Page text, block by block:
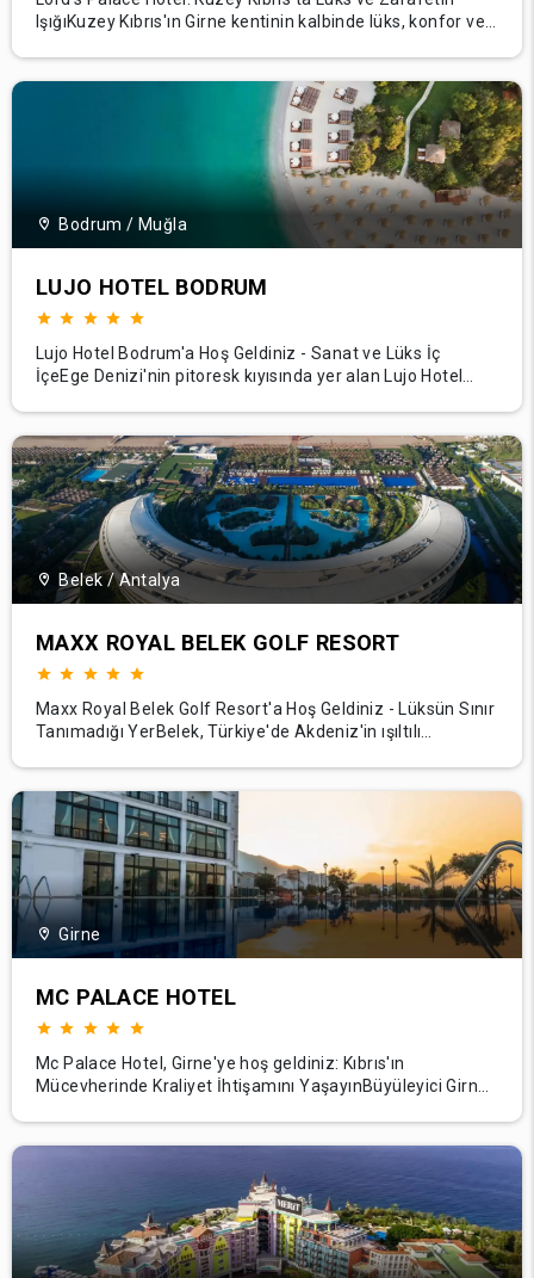
IşığıKuzey Kıbrıs'ın Girne kentinin kalbinde lüks, konfor ve
sıcaklığını harmanlayan bu beş yıldızlı mabet, konuklarına
Bodrum / Muğla
LUJO HOTEL BODRUM
Lujo Hotel Bodrum'a Hoş Geldiniz - Sanat ve Lüks İç
İçeEge Denizi'nin pitoresk kıyısında yer alan Lujo Hotel
kaçamak değil, aynı zamanda konuklarına estetik ilham,
görkemli konfor ve kusursuz hizmetin enfes bir k
Belek / Antalya
MAXX ROYAL BELEK GOLF RESORT
Maxx Royal Belek Golf Resort'a Hoş Geldiniz - Lüksün Sınır
Tanımadığı YerBelek, Türkiye'de Akdeniz'in ışıltılı
zengin konaklama birimleri ve krallara layık muamelesiyle
tanınan tesisimiz, sıradanlığın
Girne
MC PALACE HOTEL
Mc Palace Hotel, Girne'ye hoş geldiniz: Kıbrıs'ın
Mücevherinde Kraliyet İhtişamını YaşayınBüyüleyici Girne
otelimiz, konuklarına zenginlik, konfor ve Kıbrıs
misafirperverliğinin eşsiz bir deneyimini suna